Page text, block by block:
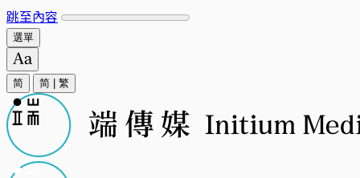
跳至內容
選單
简 简 繁